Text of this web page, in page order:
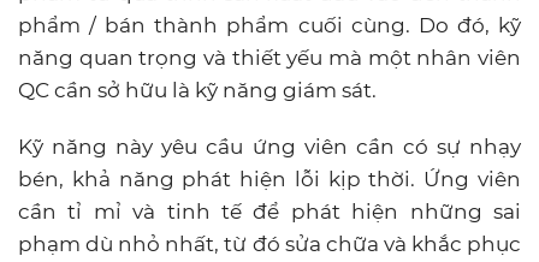
phẩm / bán thành phẩm cuối cùng. Do đó, kỹ
năng quan trọng và thiết yếu mà một nhân viên
QC cần sở hữu là kỹ năng giám sát.
Kỹ năng này yêu cầu ứng viên cần có sự nhạy
bén, khả năng phát hiện lỗi kịp thời. Ứng viên
cần tỉ mỉ và tinh tế để phát hiện những sai
phạm dù nhỏ nhất, từ đó sửa chữa và khắc phục